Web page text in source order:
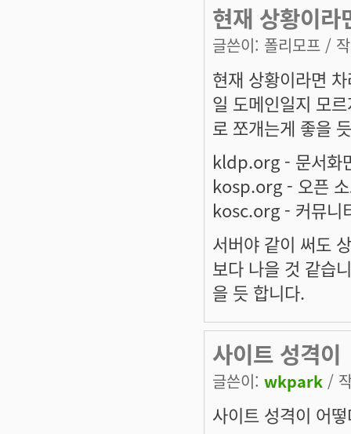
현재 상황이라
글쓴이: 폴리모프 /
현재 상황이라면
일 도메인일지 모
로 쪼개는게 좋을
kldp.org - 문서화
kosp.org - 오픈
kosc.org - 커뮤
서버야 같이 써도
보다 나을 것 같습
을 듯 합니다.
사이트 성격이
글쓴이: wkpark /
사이트 성격이 어